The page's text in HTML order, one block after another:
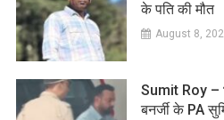
के पति की मौत
August 8,
Sumit Roy –
बनर्जी के PA